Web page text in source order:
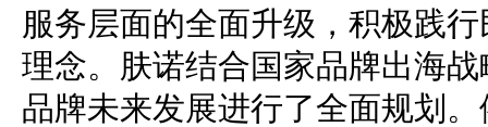
服务层面的全面升级，积极践
理念。肤诺结合国家品牌出海
品牌未来发展进行了全面规划